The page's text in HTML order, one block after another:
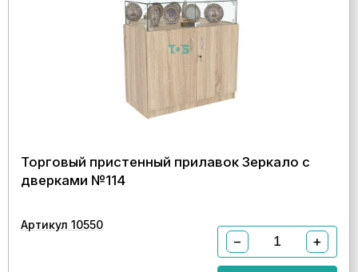
Торговый пристенный прилавок Зеркало с
дверками №114
Артикул 10550
− +